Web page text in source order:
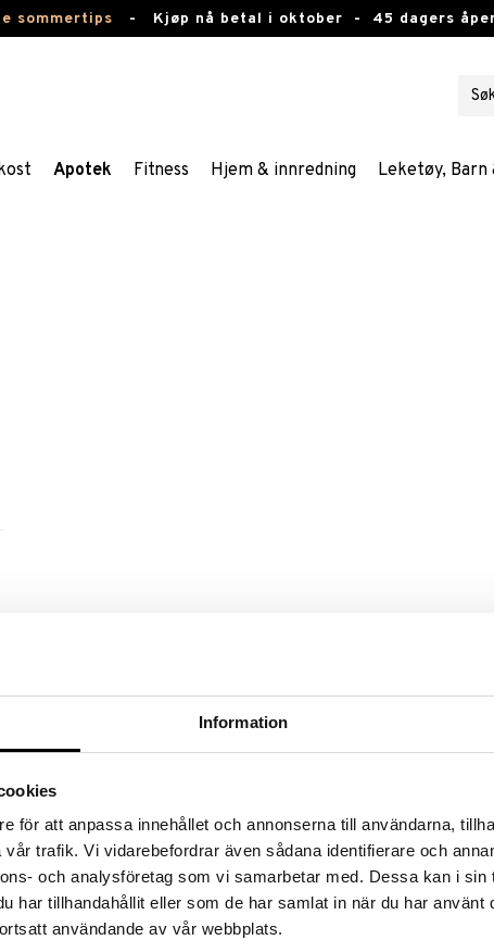
Information
för att anpassa innehållet och annonserna till användarna,
trafik. Vi vidarebefordrar även sådana identifierare och
och analysföretag som vi samarbetar med. Dessa kan i sin
har tillhandahållit eller som de har samlat in när du har använt
användande av vår webbplats.
sommertips - Kjøp nå betal i oktober - 45 dagers
Apotek Fitness Hjem & innredning Leketøy, Barn